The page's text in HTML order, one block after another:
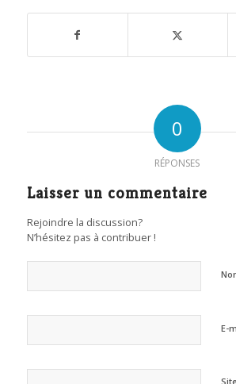
0
RÉPONSES
Laisser un commentaire
Rejoindre la discussion?
N’hésitez pas à contribuer !
E-